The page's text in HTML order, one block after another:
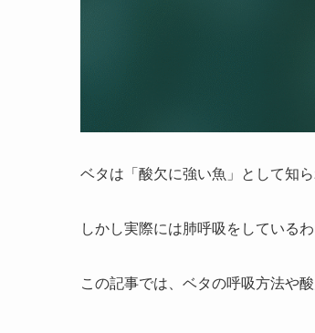
ベタは「酸欠に強い魚」として知ら
しかし実際には肺呼吸をしている
この記事では、ベタの呼吸方法や